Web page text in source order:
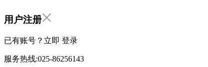
用户注册
已有账号？立即 登录
服务热线:025-86256143